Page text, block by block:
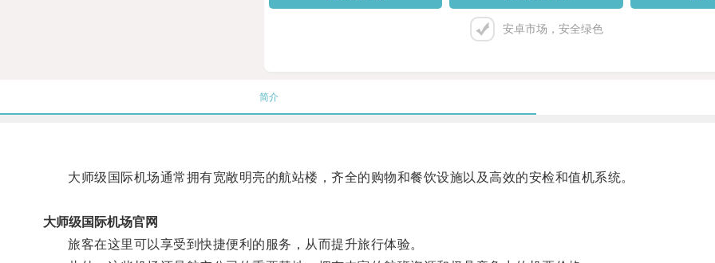
安卓市场，安全绿色
简介
大师级国际机场通常拥有宽敞明亮的航站楼，齐全的购物和餐饮设施以及高效的安检和值机系统。
大师级国际机场官网
旅客在这里可以享受到快捷便利的服务，从而提升旅行体验。